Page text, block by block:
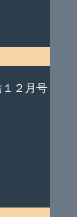
２月号